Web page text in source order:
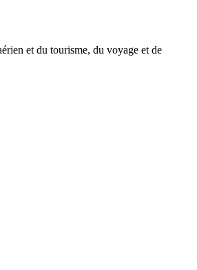
et du tourisme, du voyage et de